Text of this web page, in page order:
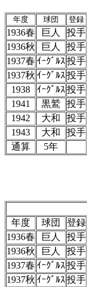
年度 球団 登録
1936春 巨人 投手
1936秋
巨人 投手
1937春 ｲｰｸﾞﾙｽ投手
1937秋 ｲｰｸﾞﾙｽ投手
1938
ｲｰｸﾞﾙｽ投手
1941
黒鷲 投手
1942
大和 投手
1943
大和 投手
通算
5年
年度
球団 登録
1936春
巨人 投手
1936秋
巨人 投手
1937春 ｲｰｸﾞﾙｽ投手
1937秋 ｲｰｸﾞﾙｽ投手